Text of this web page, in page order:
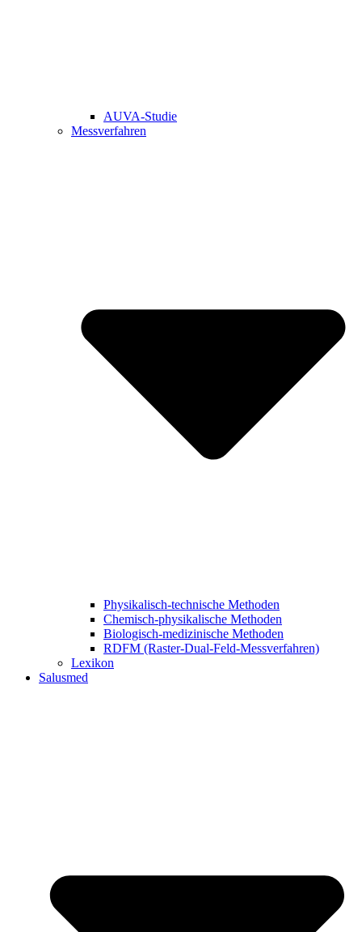
AUVA-Studie
Messverfahren
Physikalisch-technische Methoden
Chemisch-physikalische Methoden
Biologisch-medizinische Methoden
RDFM (Raster-Dual-Feld-Messverfahren)
Lexikon
Salusmed